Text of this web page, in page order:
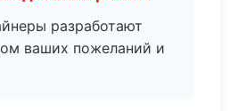
разработают
ваших пожеланий и